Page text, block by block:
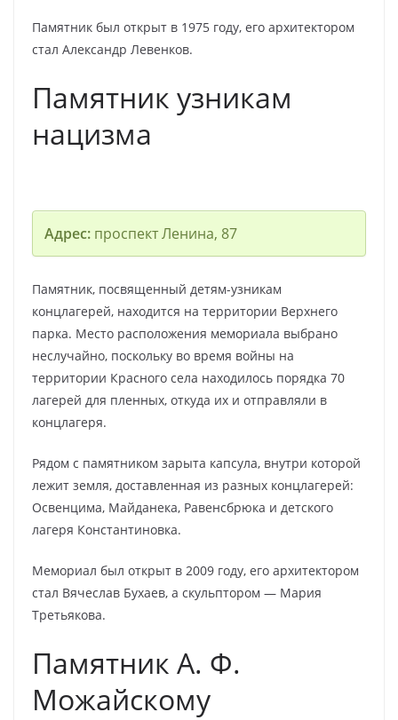
Памятник был открыт в 1975 году, его архитектором
стал Александр Левенков.
Памятник узникам
нацизма
Адрес:проспект Ленина, 87
Памятник, посвященный детям-узникам
концлагерей, находится на территории Верхнего
парка. Место расположения мемориала выбрано
неслучайно, поскольку во время войны на
территории Красного села находилось порядка 70
лагерей для пленных, откуда их и отправляли в
концлагеря.
Рядом с памятником зарыта капсула, внутри которой
лежит земля, доставленная из разных концлагерей:
Освенцима, Майданека, Равенсбрюка и детского
лагеря Константиновка.
Мемориал был открыт в 2009 году, его архитектором
стал Вячеслав Бухаев, а скульптором — Мария
Третьякова.
Памятник А. Ф.
Можайскому